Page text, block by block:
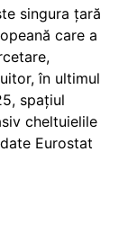
singura țară
care a
în ultimul
spațiul
cheltuielile
Eurostat